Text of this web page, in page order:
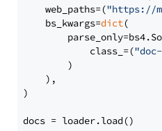
    web_paths=(
"https://
    bs_kwargs=
dict(
            class_=(
        )
    ),
)
docs = loader.load()